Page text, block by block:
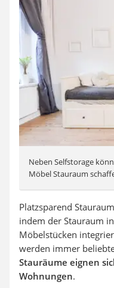
Neben Selfstorage
Möbel Stauraum
Platzsparend
indem der Stauraum
Möbelstücken
werden immer
Stauräume eignen
Wohnungen.